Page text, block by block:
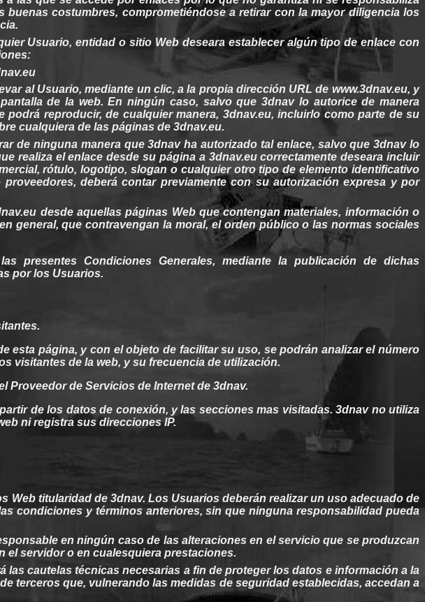
buenas costumbres, comprometiéndosea retirar con lamayor diligencialos
Usuario,entidad o sitio Web desearaestablecer algún tipo de enlace con
:
alUsuario, mediante un clic, a la propia dirección URL de www.3dnav.eu, y
de la web. En ningún caso, salvo que3dnavlo autorice demanera
podrá reproducir, de cualquier manera, 3dnav.eu,incluirlo como parte desu
cualquierade las páginas de 3dnav.eu.
de ninguna maneraque3dnavha autorizado tal enlace, salvo que3dnavlo
realiza el enlace desdesu páginaa 3dnav.eucorrectamentedeseara incluir
rótulo, logotipo, slogan o cualquier otrotipo de elementoidentificativo
proveedores, deberá contar previamente con suautorización expresa y por
desde aquellas páginas Webquecontengan materiales, información o
general, quecontravengan la moral, el ordenpúblico o las normassociales
presentes Condiciones Generales, mediante la publicación de dichas
por los Usuarios.
esta página, y con elobjeto de facilitarsu uso, sepodrán analizar el número
visitantes de la web, ysufrecuencia de utilización.
Proveedorde Servicios de Internet de 3dnav.
de los datos de conexión, y las secciones mas visitadas.3dnavno utiliza
niregistra sus direccionesIP.
Web titularidadde 3dnav. Los Usuarios deberán realizar un uso adecuado de
condiciones y términosanteriores,sin queninguna responsabilidad pueda
en ningún caso de las alteraciones en el servicio que seproduzcan
el servidor o en cualesquiera prestaciones.
las cautelas técnicas necesarias a fin deprotegerlos datos e información a la
terceros que, vulnerando las medidas de seguridadestablecidas, accedan a